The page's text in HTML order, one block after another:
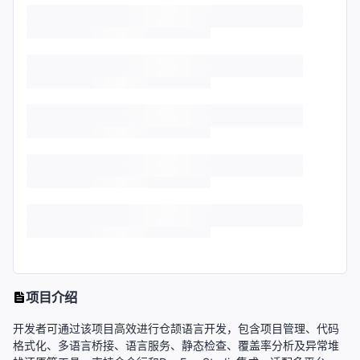
项目介绍
开发者可通过该项目高效进行仓颉语言开发，包含项目管理、代码
格式化、多语言桥接、语言服务、静态检查、覆盖率分析及异常堆